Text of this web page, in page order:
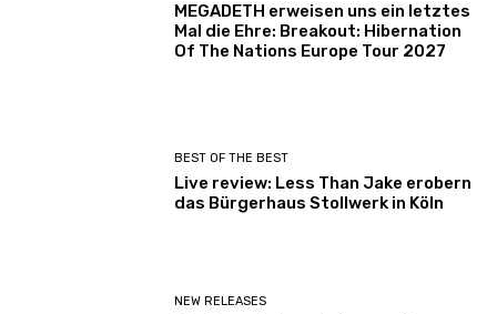
MEGADETH erweisen uns ein letztes
Mal die Ehre: Breakout: Hibernation
Of The Nations Europe Tour 2027
BEST OF THE BEST
Live review: Less Than Jake erobern
das Bürgerhaus Stollwerk in Köln
NEW RELEASES